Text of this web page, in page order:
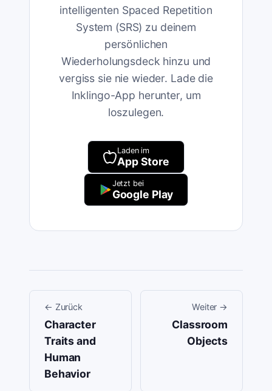
intelligenten Spaced Repetition
System (SRS) zu deinem
persönlichen
Wiederholungsdeck hinzu und
vergiss sie nie wieder. Lade die
Inklingo-App herunter, um
loszulegen.
Laden im
App Store
Jetzt bei
Google Play
← Zurück
Character
Traits and
Human
Behavior
Weiter →
Classroom
Objects